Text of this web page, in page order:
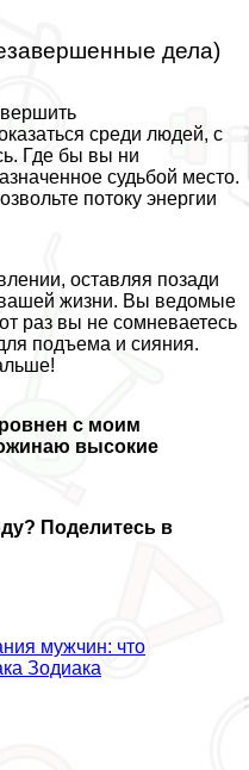
дела)
среди людей, с
Где бы вы ни
судьбой место.
потоку энергии
оставляя позади
вашей жизни. Вы ведомые
раз вы не сомневаетесь
подъема и сияния.
с моим
высокие
Поделитесь в
мужчин: что
Зодиака